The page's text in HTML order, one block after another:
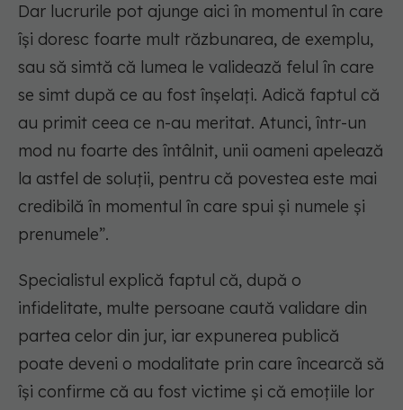
Dar lucrurile pot ajunge aici în momentul în care
își doresc foarte mult răzbunarea, de exemplu,
sau să simtă că lumea le validează felul în care
se simt după ce au fost înșelați. Adică faptul că
au primit ceea ce n-au meritat. Atunci, într-un
mod nu foarte des întâlnit, unii oameni apelează
la astfel de soluții, pentru că povestea este mai
credibilă în momentul în care spui și numele și
prenumele”.
Specialistul explică faptul că, după o
infidelitate, multe persoane caută validare din
partea celor din jur, iar expunerea publică
poate deveni o modalitate prin care încearcă să
își confirme că au fost victime și că emoțiile lor